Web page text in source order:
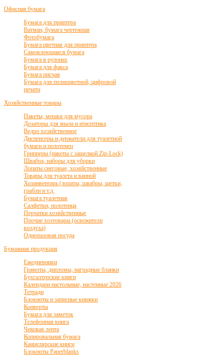
Офисная бумага
Бумага для принтера
Ватман, бумага чертежная
Фотобумага
Бумага цветная для принтера
Самоклеющаяся бумага
Бумага в рулонах
Бумага для факса
Бумага писчая
Бумага для полноцветной, цифровой
печати
Хозяйственные товары
Пакеты, мешки для мусора
Дозаторы для мыла и атисептика
Ведро хозяйственное
Диспенсеры и держатели для туалетной
бумаги и полотенец
Грипперы (пакеты с защелкой Zip-Lock)
Швабра, наборы для уборки
Лопаты снеговые, хозяйственные
Товары для туалета и ванной
Хозинвентарь (лопаты, швабры, щетки,
грабли и т.д.
Бумага туалетная
Салфетки, полотенца
Перчатки хозяйственные
Прочие хозтовары (освежители
воздуха)
Одноразовая посуда
Бумажная продукция
Ежедневники
Грамоты, дипломы, наградные бланки
Бухгалтерские книги
Календари настольные, настенные 2026
Тетради
Блокноты и записные книжки
Конверты
Бумага для заметок
Телефонная книга
Чековая лента
Копировальная бумага
Канцелярские книги
Блокноты Paperblanks